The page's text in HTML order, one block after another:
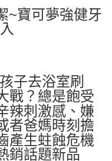
~寶可夢強健牙
子去浴室刷
戰？總是飽受
辣刺激感、嫌
者爸媽時刻擔
產生蛀蝕危機
銷話題新品